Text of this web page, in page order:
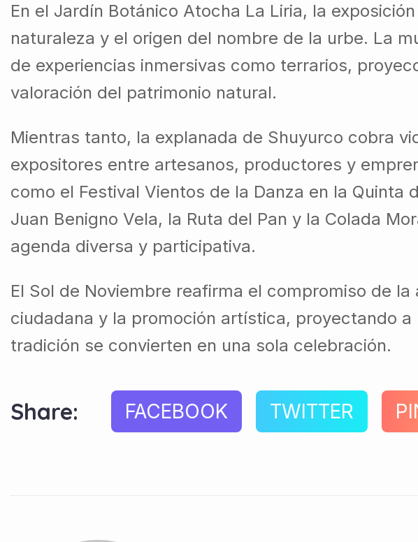
En el Jardín Botánico Atocha La Liria, la
naturaleza y el origen del nombre de la urbe. La
de experiencias inmersivas como terrarios,
valoración del patrimonio natural.
Mientras tanto, la explanada de Shuyurco cobra
expositores entre artesanos, productores y
como el Festival Vientos de la Danza en la Quinta
Juan Benigno Vela, la Ruta del Pan y la Colada
agenda diversa y participativa.
El Sol de Noviembre reafirma el compromiso de
ciudadana y la promoción artística, proyectando
tradición se convierten en una sola celebración.
Share: FACEBOOK TWITTER